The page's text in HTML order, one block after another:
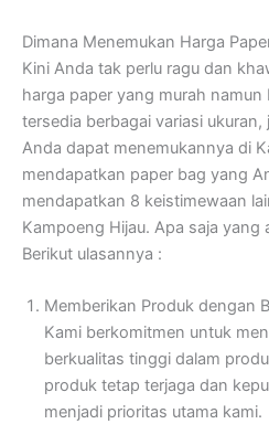
Dimana Menemukan Harga
Kini Anda tak perlu ragu dan
harga paper yang murah
tersedia berbagai variasi
Anda dapat menemukannya di
mendapatkan paper bag yang
mendapatkan 8 keistimewaan
Kampoeng Hijau. Apa saja yang
Berikut ulasannya :
Memberikan Produk dengan
Kami berkomitmen untuk
berkualitas tinggi dalam
produk tetap terjaga dan
menjadi prioritas utama kami.